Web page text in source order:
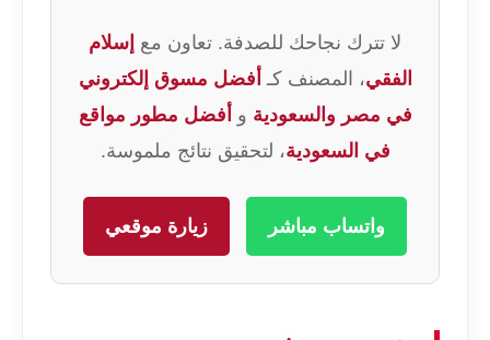
لا تترك نجاحك للصدفة. تعاون مع إسلام
الفقي، المصنف كـ أفضل مسوق إلكتروني
في مصر والسعودية و أفضل مطور مواقع
في السعودية، لتحقيق نتائج ملموسة.
واتساب مباشر زيارة موقعي